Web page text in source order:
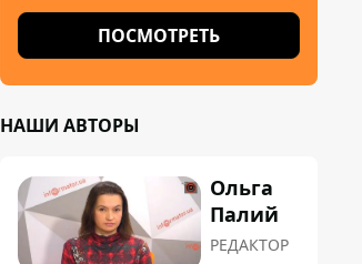
ПОСМОТРЕТЬ
НАШИ АВТОРЫ
Ольга
Палий
РЕДАКТОР